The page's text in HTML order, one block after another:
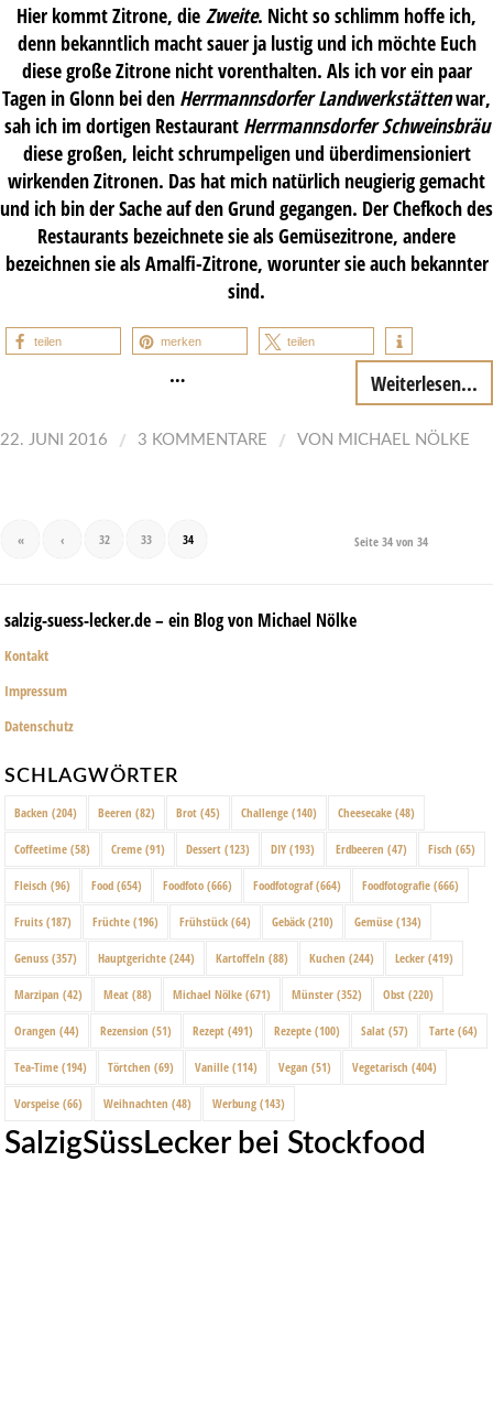
Hier kommt Zitrone, die Zweite. Nicht so schlimm hoffe ich,
denn bekanntlich macht sauer ja lustig und ich möchte Euch
diese große Zitrone nicht vorenthalten. Als ich vor ein paar
Tagen in Glonn bei den Herrmannsdorfer Landwerkstättenwar,
sah ich im dortigen Restaurant Herrmannsdorfer Schweinsbräu
diese großen, leicht schrumpeligen und überdimensioniert
wirkenden Zitronen. Das hat mich natürlich neugierig gemacht
und ich bin der Sache auf den Grund gegangen. Der Chefkoch des
Restaurants bezeichnete sie als Gemüsezitrone, andere
bezeichnen sie als Amalfi-Zitrone, worunter sie auch bekannter
sind.
teilen merken teilen
… Weiterlesen...
22. JUNI 2016 / 3 KOMMENTARE / VON MICHAEL NÖLKE
Seite 34 von 34
« ‹ 32 33 34
salzig-suess-lecker.de – ein Blog von Michael Nölke
Kontakt
Impressum
Datenschutz
SCHLAGWÖRTER
Backen (204) Beeren (82) Brot (45) Challenge (140) Cheesecake (48)
Coffeetime (58) Creme (91) Dessert (123) DIY (193) Erdbeeren (47) Fisch (65)
Fleisch (96) Food (654) Foodfoto (666) Foodfotograf(664) Foodfotografie (666)
Fruits (187) Früchte (196) Frühstück (64) Gebäck (210) Gemüse (134)
Genuss (357) Hauptgerichte (244) Kartoffeln (88) Kuchen (244) Lecker (419)
Marzipan (42) Meat (88) Michael Nölke (671) Münster (352) Obst (220)
Orangen (44) Rezension (51) Rezept (491) Rezepte (100) Salat (57) Tarte (64)
Tea-Time (194) Törtchen (69) Vanille (114) Vegan (51) Vegetarisch (404)
Vorspeise (66) Weihnachten (48) Werbung (143)
SalzigSüssLecker bei Stockfood